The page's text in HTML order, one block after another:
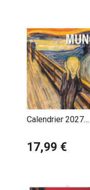
Calendrier 2027
Munch
17,99 €